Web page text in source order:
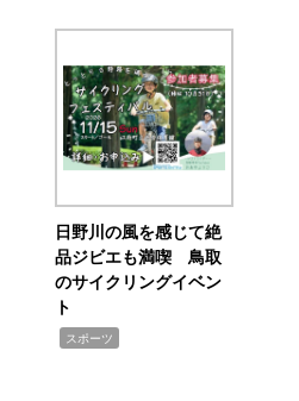
日野川の風を感じて絶
品ジビエも満喫 鳥取
のサイクリングイベン
ト
スポーツ